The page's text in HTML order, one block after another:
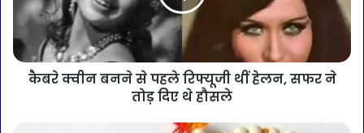
कैबरे क्वीन बनने से पहले रिफ्यूजी थीं हेलन, सफर ने
तोड़ दिए थे हौसले